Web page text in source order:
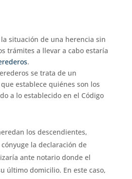
situación de una herencia sin
trámites a llevar a cabo estaría
.
se trata de un
establece quiénes son los
a lo establecido en el Código
los descendientes,
la declaración de
ante notario donde el
último domicilio. En este caso,